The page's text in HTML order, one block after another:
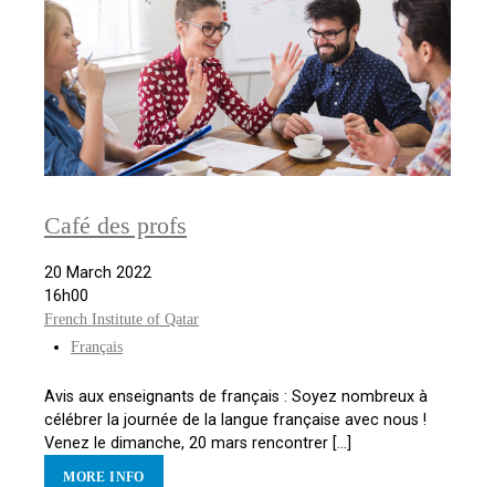
Café des profs
20 March 2022
16h00
French Institute of Qatar
Français
Avis aux enseignants de français : Soyez nombreux à
célébrer la journée de la langue française avec nous !
Venez le dimanche, 20 mars rencontrer [...]
MORE INFO